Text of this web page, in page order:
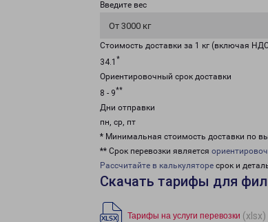
Введите вес
От 3000 кг
Стоимость доставки за 1 кг (включая
34.1 *
Ориентировочный срок доставки
8 - 9**
Дни отправки
пн, ср, пт
* Минимальная стоимость доставки по
** Срок перевозки является
Рассчитайте в калькуляторе срок и
Скачать тарифы для
Тарифы на услуги перевозки (xlsx)